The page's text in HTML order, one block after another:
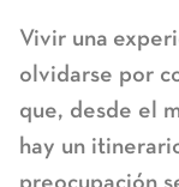
Vivir una
olvidarse por
que, desde el
hay un